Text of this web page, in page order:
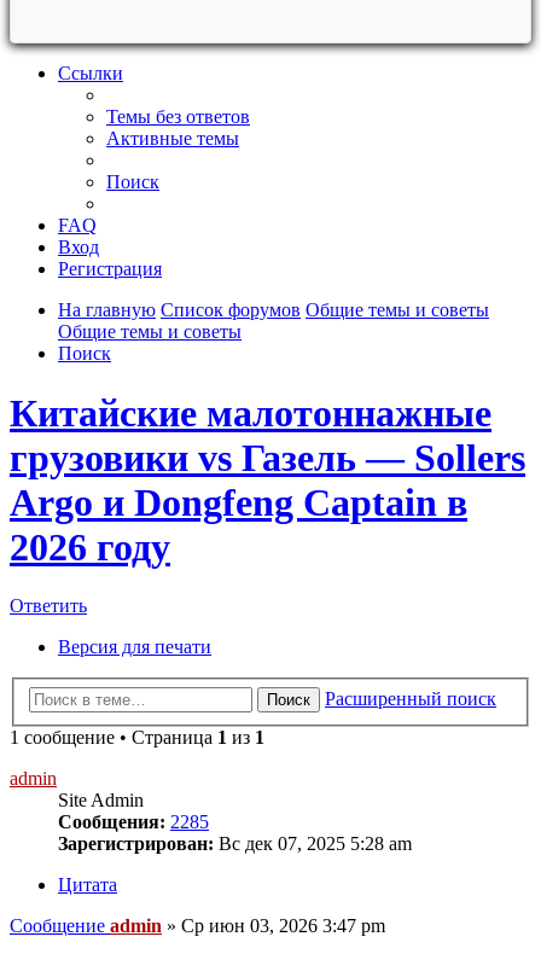
Ссылки
Темы без ответов
Активные темы
Поиск
FAQ
Вход
Регистрация
На главную Список форумов Общие темы и советы
Общие темы и советы
Поиск
Китайские малотоннажные
грузовики vs Газель — Sollers
Argo и Dongfeng Captain в
2026 году
Ответить
Версия для печати
Поиск
Расширенный поиск
1 сообщение • Страница 1 из 1
admin
Site Admin
Сообщения: 2285
Зарегистрирован: Вс дек 07, 2025 5:28 am
Цитата
Сообщение admin » Ср июн 03, 2026 3:47 pm